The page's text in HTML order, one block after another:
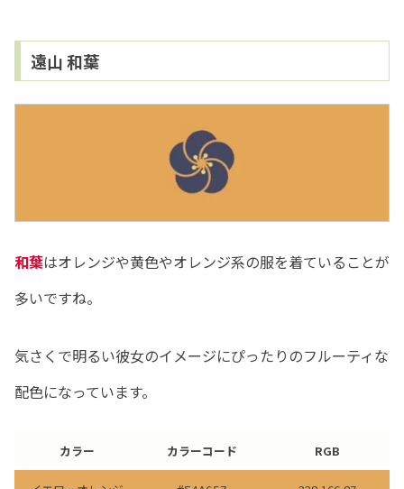
遠山 和葉
和葉はオレンジや黄色やオレンジ系の服を着ていることが
多いですね。
気さくで明るい彼女のイメージにぴったりのフルーティな
配色になっています。
カラー カラーコード RGB